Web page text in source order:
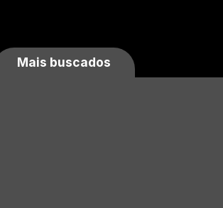
Mais buscados